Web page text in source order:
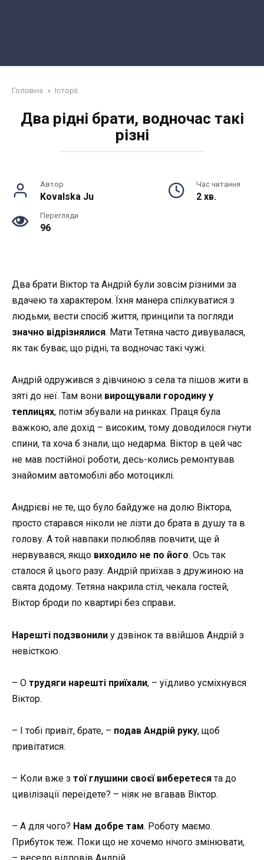
Головна » Історії
Два рідні брати, водночас такі
різні
Автор
Kovalska Ju
Час читання
2 хв.
Перегляди
96
Два брати Віктор та Андрій були зовсім різними за
вдачею та характером. Їхня манера спілкуватися з
людьми, вести спосіб життя, принципи та погляди
значно відрізнялися. Мати Тетяна часто дивувалася,
як так буває, що рідні, та водночас такі чужі.
Андрій одружився з дівчиною з села та пішов жити в
зяті до неї. Там вони вирощували городину у
теплицях, потім збували на ринках. Праця була
важкою, але дохід – високим, тому доводилося гнути
спини, та хоча б знали, що недарма. Віктор в цей час
не мав постійної роботи, десь-колись ремонтував
знайомим автомобілі або мотоциклі.
Андрієві не те, що було байдуже на долю Віктора,
просто старався ніколи не лізти до брата в душу та в
голову. А той навпаки полюбляв повчити, ще й
нервувався, якщо виходило не по його. Ось так
сталося й цього разу. Андрій приїхав з дружиною на
свята додому. Тетяна накрила стіл, чекала гостей,
Віктор броди по квартирі без справи.
Нарешті подзвонили у дзвінок та ввійшов Андрій з
невісткою.
– О трудяги нарешті приїхали, – уїдливо усміхнувся
Віктор.
– І тобі привіт, брате, – подав Андрій руку, щоб
привітатися.
– Коли вже з тої глушини своєї виберетеся та до
цивілізації переїдете? – ніяк не вгавав Віктор.
– А для чого? Нам добре там. Роботу маємо.
Прибуток теж. Поки що не хочемо нічого змінювати,